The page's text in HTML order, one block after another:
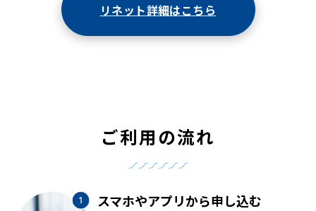
リネット詳細はこちら
ご利用の流れ
スマホやアプリから申し込む